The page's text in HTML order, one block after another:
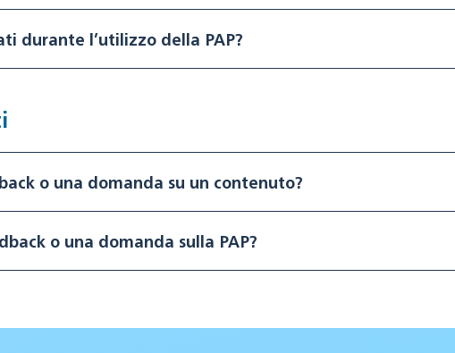
durante l’utilizzo della PAP?
o una domanda su un contenuto?
o una domanda sulla PAP?